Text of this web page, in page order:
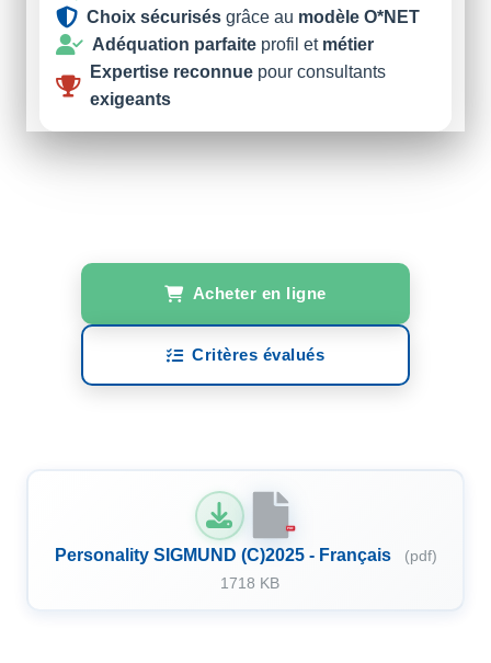
Choix sécurisés grâce au modèle O*NET
Adéquation parfaite profil et métier
Expertise reconnue pour consultants
exigeants
Acheter en ligne
Critères évalués
PDF
Personality SIGMUND (C)2025 - Français
(pdf)
1718 KB